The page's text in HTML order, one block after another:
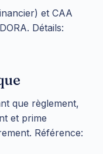
et CAA
Détails:
que règlement,
et prime
Référence: